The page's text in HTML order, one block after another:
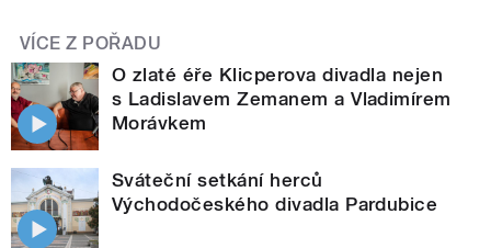
VÍCE Z POŘADU
O zlaté éře Klicperova divadla nejen
s Ladislavem Zemanem a Vladimírem
Morávkem
Sváteční setkání herců
Východočeského divadla Pardubice